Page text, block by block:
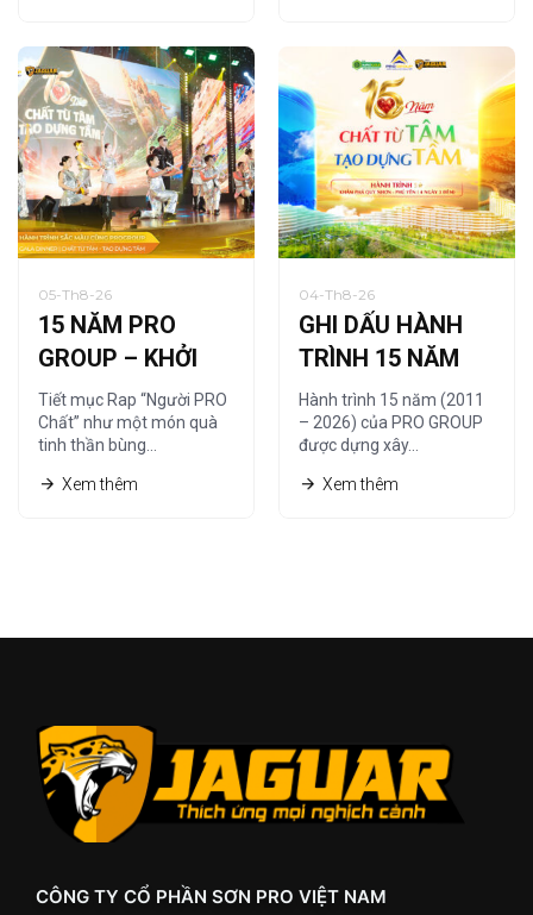
05-Th8-26
15 NĂM PRO
GROUP – KHỞI
NGUỒN TỪ
“NGƯỜI PRO
CHẤT”
Tiết mục Rap “Người PRO
Chất” như một món quà
tinh thần bùng…
Xem thêm
04-Th8-26
GHI DẤU HÀNH
TRÌNH 15 NĂM
CÙNG HỆ THỐNG
NHÀ PHÂN PHỐI
Hành trình 15 năm (2011
– 2026) của PRO GROUP
được dựng xây…
Xem thêm
CÔNG TY CỔ PHẦN SƠN PRO VIỆT NAM